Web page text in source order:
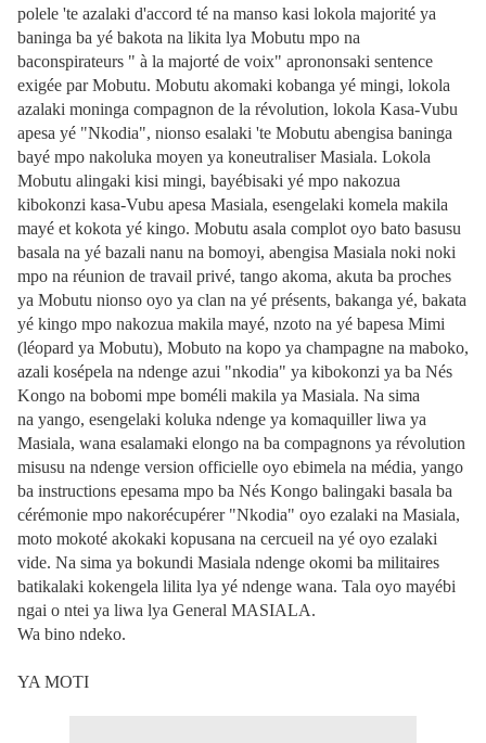
polele 'te azalaki d'accord té na manso kasi lokola majorité ya
baninga ba yé bakota na likita lya Mobutu mpo na
baconspirateurs " à la majorté de voix" aprononsaki sentence
exigée par Mobutu. Mobutu akomaki kobanga yé mingi, lokola
azalaki moninga compagnon de la révolution, lokola Kasa-Vubu
apesa yé "Nkodia", nionso esalaki 'te Mobutu abengisa baninga
bayé mpo nakoluka moyen ya koneutraliser Masiala. Lokola
Mobutu alingaki kisi mingi, bayébisaki yé mpo nakozua
kibokonzi kasa-Vubu apesa Masiala, esengelaki komela makila
mayé et kokota yé kingo. Mobutu asala complot oyo bato basusu
basala na yé bazali nanu na bomoyi, abengisa Masiala noki noki
mpo na réunion de travail privé, tango akoma, akuta ba proches
ya Mobutu nionso oyo ya clan na yé présents, bakanga yé, bakata
yé kingo mpo nakozua makila mayé, nzoto na yé bapesa Mimi
(léopard ya Mobutu), Mobuto na kopo ya champagne na maboko,
azali kosépela na ndenge azui "nkodia" ya kibokonzi ya ba Nés
Kongo na bobomi mpe boméli makila ya Masiala. Na sima
na yango, esengelaki koluka ndenge ya komaquiller liwa ya
Masiala, wana esalamaki elongo na ba compagnons ya révolution
misusu na ndenge version officielle oyo ebimela na média, yango
ba instructions epesama mpo ba Nés Kongo balingaki basala ba
cérémonie mpo nakorécupérer "Nkodia" oyo ezalaki na Masiala,
moto mokoté akokaki kopusana na cercueil na yé oyo ezalaki
vide. Na sima ya bokundi Masiala ndenge okomi ba militaires
batikalaki kokengela lilita lya yé ndenge wana. Tala oyo mayébi
ngai o ntei ya liwa lya General MASIALA.
Wa bino ndeko.
YA MOTI